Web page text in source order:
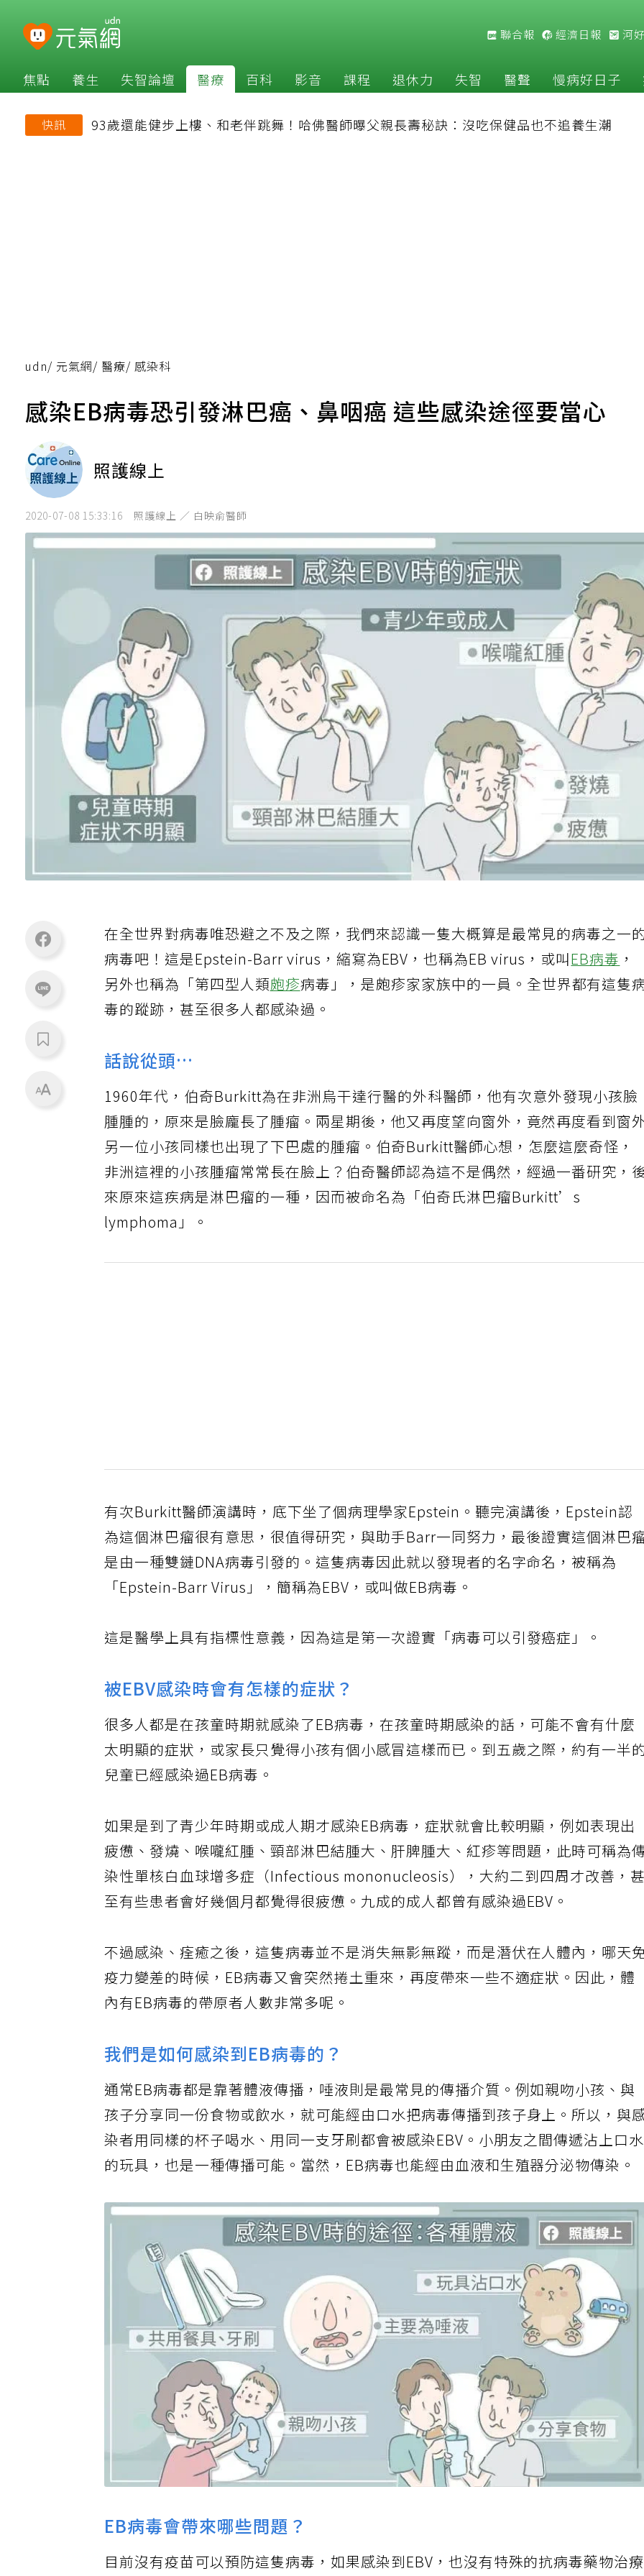
聯合報 經濟日報 河
焦點 養生 失智論壇 醫療 百科 影音 課程 退休力 失智 醫聲 慢病好日子
快訊 93歲還能健步上樓、和老伴跳舞！哈佛醫師曝父親長壽秘訣：沒吃保健品也不追養生潮
udn/ 元氣網/ 醫療/ 感染科
感染EB病毒恐引發淋巴癌、鼻咽癌 這些感染途徑要當心
照護線上
2020-07-08 15:33:16 照護線上 ／ 白映俞醫師
在全世界對病毒唯恐避之不及之際，我們來認識一隻大概算是最常見的病毒之一
病毒吧！這是Epstein-Barr virus，縮寫為EBV，也稱為EB virus，或叫EB病毒 ，
另外也稱為「第四型人類皰疹病毒」，是皰疹家家族中的一員。全世界都有這隻
毒的蹤跡，甚至很多人都感染過。
話說從頭…
1960年代，伯奇Burkitt為在非洲烏干達行醫的外科醫師，他有次意外發現小孩臉
腫腫的，原來是臉龐長了腫瘤。兩星期後，他又再度望向窗外，竟然再度看到窗
另一位小孩同樣也出現了下巴處的腫瘤。伯奇Burkitt醫師心想，怎麼這麼奇怪，
非洲這裡的小孩腫瘤常常長在臉上？伯奇醫師認為這不是偶然，經過一番研究，
來原來這疾病是淋巴瘤的一種，因而被命名為「伯奇氏淋巴瘤Burkitt’s
lymphoma」。
有次Burkitt醫師演講時，底下坐了個病理學家Epstein。聽完演講後，Epstein認
為這個淋巴瘤很有意思，很值得研究，與助手Barr一同努力，最後證實這個淋巴
是由一種雙鏈DNA病毒引發的。這隻病毒因此就以發現者的名字命名，被稱為
「Epstein-Barr Virus」，簡稱為EBV，或叫做EB病毒。
這是醫學上具有指標性意義，因為這是第一次證實「病毒可以引發癌症」。
被EBV感染時會有怎樣的症狀？
很多人都是在孩童時期就感染了EB病毒，在孩童時期感染的話，可能不會有什麼
太明顯的症狀，或家長只覺得小孩有個小感冒這樣而已。到五歲之際，約有一半
兒童已經感染過EB病毒。
如果是到了青少年時期或成人期才感染EB病毒，症狀就會比較明顯，例如表現出
疲憊、發燒、喉嚨紅腫、頸部淋巴結腫大、肝脾腫大、紅疹等問題，此時可稱為
染性單核白血球增多症（Infectious mononucleosis），大約二到四周才改善，
至有些患者會好幾個月都覺得很疲憊。九成的成人都曾有感染過EBV。
不過感染、痊癒之後，這隻病毒並不是消失無影無蹤，而是潛伏在人體內，哪天
疫力變差的時候，EB病毒又會突然捲土重來，再度帶來一些不適症狀。因此，體
內有EB病毒的帶原者人數非常多呢。
我們是如何感染到EB病毒的？
通常EB病毒都是靠著體液傳播，唾液則是最常見的傳播介質。例如親吻小孩、與
孩子分享同一份食物或飲水，就可能經由口水把病毒傳播到孩子身上。所以，與
染者用同樣的杯子喝水、用同一支牙刷都會被感染EBV。小朋友之間傳遞沾上口
的玩具，也是一種傳播可能。當然，EB病毒也能經由血液和生殖器分泌物傳染。
EB病毒會帶來哪些問題？